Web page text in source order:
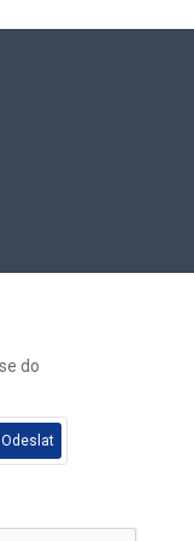
do
Odeslat